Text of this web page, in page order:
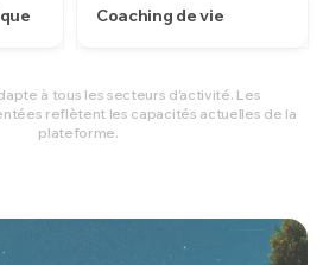
Coaching de vie
à tous les secteurs d'activité. Les
reflètent les capacités actuelles de la
plateforme.